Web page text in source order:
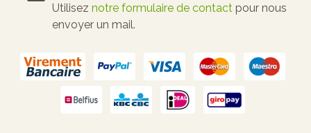
Utilisez notre formulaire de contact pour nous
envoyer un mail.